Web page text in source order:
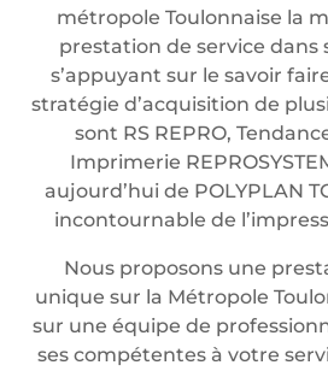
métropole Toulonnaise la
prestation de service dans
s’appuyant sur le savoir
stratégie d’acquisition de
sont RS REPRO,
Imprimerie
aujourd’hui de POLYPLAN
incontournable de
Nous proposons une
unique sur la Métropole
sur une équipe de
ses compétentes à votre